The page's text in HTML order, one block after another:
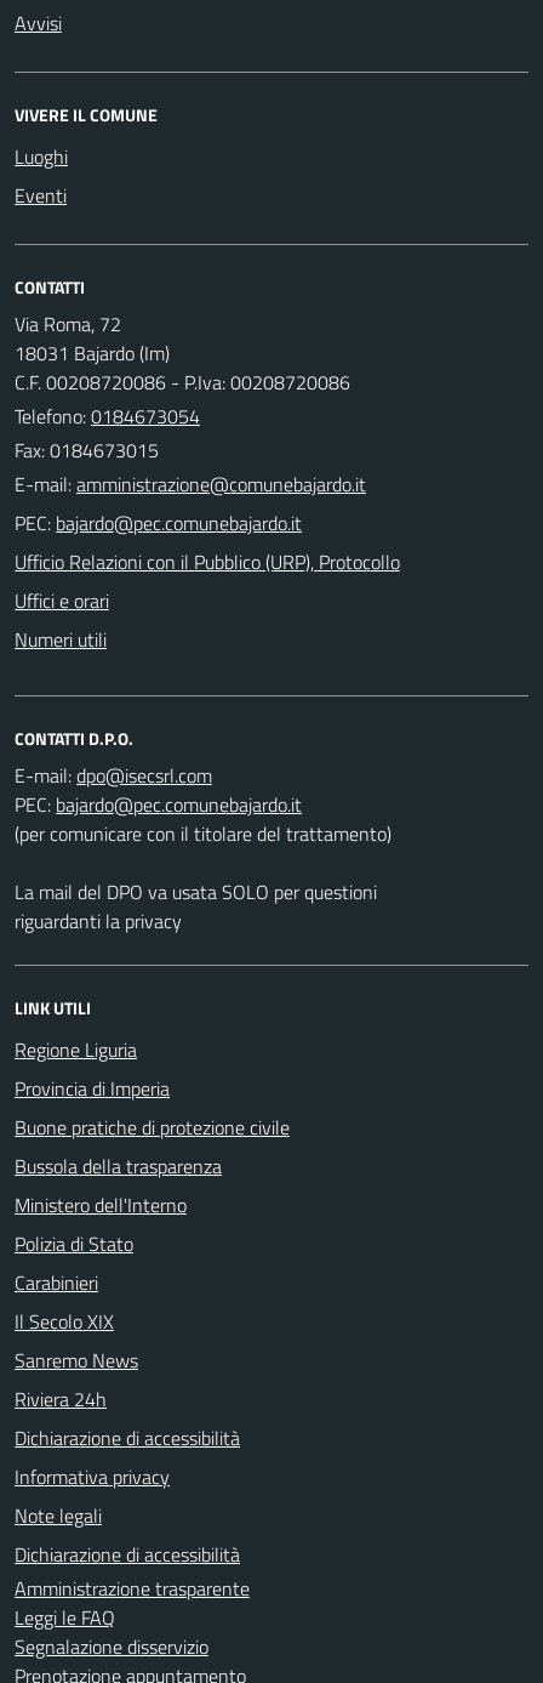
Avvisi
VIVERE IL COMUNE
Luoghi
Eventi
CONTATTI
Via Roma, 72
18031 Bajardo (Im)
C.F. 00208720086 - P.Iva: 00208720086
Telefono:0184673054
Fax: 0184673015
E-mail:
PEC:
Ufficio Relazioni con il Pubblico (URP), Protocollo
Uffici e orari
Numeri utili
CONTATTI D.P.O.
E-mail:
PEC:
(per comunicare con il titolare del trattamento)
La mail del DPO va usata SOLO per questioni
riguardanti la privacy
LINK UTILI
Regione Liguria
Provincia di Imperia
Buone pratiche di protezione civile
Bussola della trasparenza
Ministero dell'Interno
Polizia di Stato
Carabinieri
Il Secolo XIX
Sanremo News
Riviera 24h
Dichiarazione di accessibilità
Informativa privacy
Note legali
Dichiarazione di accessibilità
Amministrazione trasparente
Leggi le FAQ
Segnalazione disservizio
Prenotazione appuntamento